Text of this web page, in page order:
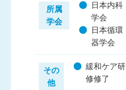
所属
学会
日本内科
学会
日本循環
器学会
その
他
緩和ケア研
修修了